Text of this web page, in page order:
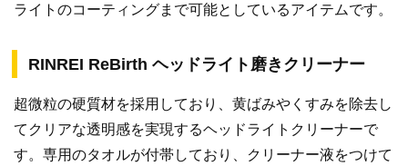
ライトのコーティングまで可能としているアイテムです。
RINREI ReBirth ヘッドライト磨きクリーナー
超微粒の硬質材を採用しており、黄ばみやくすみを除去し
てクリアな透明感を実現するヘッドライトクリーナーで
す。専用のタオルが付帯しており、クリーナー液をつけて